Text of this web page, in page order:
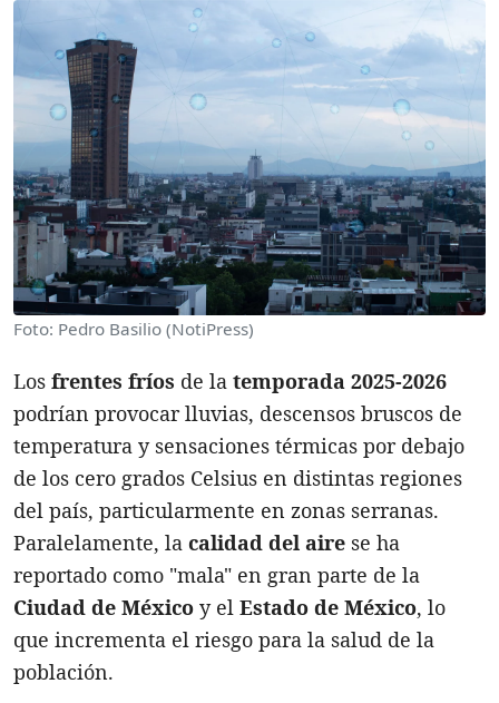
Foto: Pedro Basilio (NotiPress)
Los frentes fríos de la temporada 2025-2026
podrían provocar lluvias, descensos bruscos de
temperatura y sensaciones térmicas por debajo
de los cero grados Celsius en distintas regiones
del país, particularmente en zonas serranas.
Paralelamente, la calidad del aire se ha
reportado como "mala" en gran parte de la
Ciudad de México y el Estado de México, lo
que incrementa el riesgo para la salud de la
población.